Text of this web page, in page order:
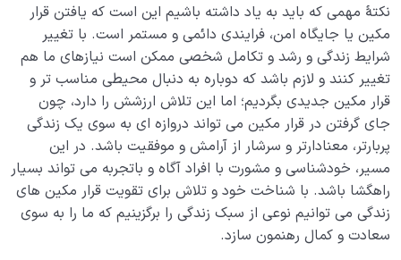
نکتۀ مهمی که باید به یاد داشته باشیم این است که یافتن قرار
مکین یا جایگاه امن، فرایندی دائمی و مستمر است. با تغییر
شرایط زندگی و رشد و تکامل شخصی ممکن است نیازهای ما هم
تغییر کنند و لازم باشد که دوباره به دنبال محیطی مناسب تر و
قرار مکین جدیدی بگردیم؛ اما این تلاش ارزشش را دارد، چون
جای گرفتن در قرار مکین می تواند دروازه ای به سوی یک زندگی
پربارتر، معنادارتر و سرشار از آرامش و موفقیت باشد. در این
مسیر، خودشناسی و مشورت با افراد آگاه و باتجربه می تواند بسیار
راهگشا باشد. با شناخت خود و تلاش برای تقویت قرار مکین های
زندگی می توانیم نوعی از سبک زندگی را برگزینیم که ما را به سوی
سعادت و کمال رهنمون سازد.